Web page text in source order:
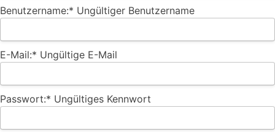
Benutzername:* Ungültiger Benutzername
E-Mail:* Ungültige E-Mail
Passwort:* Ungültiges Kennwort